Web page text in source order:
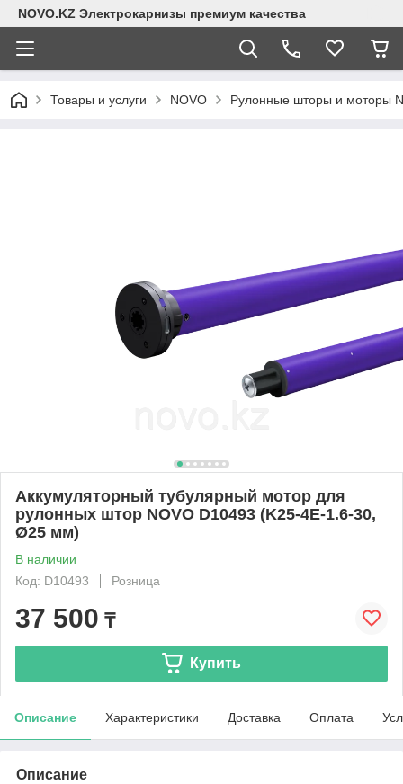
NOVO.KZ Электрокарнизы премиум качества
Товары и услуги NOVO Рулонные шторы и моторы
Аккумуляторный тубулярный мотор для
рулонных штор NOVO D10493 (K25-4E-1.6-30,
Ø25 мм)
В наличии
Код: D10493
Розница
37 500 ₸
Купить
Описание Характеристики Доставка Оплата
Описание